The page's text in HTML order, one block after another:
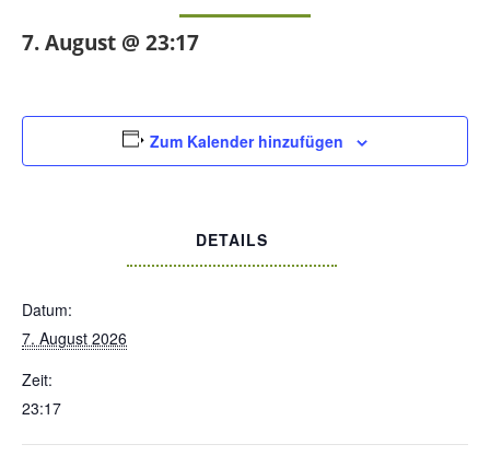
7. August @ 23:17
Zum Kalender hinzufügen
DETAILS
Datum:
7. August 2026
Zeit:
23:17